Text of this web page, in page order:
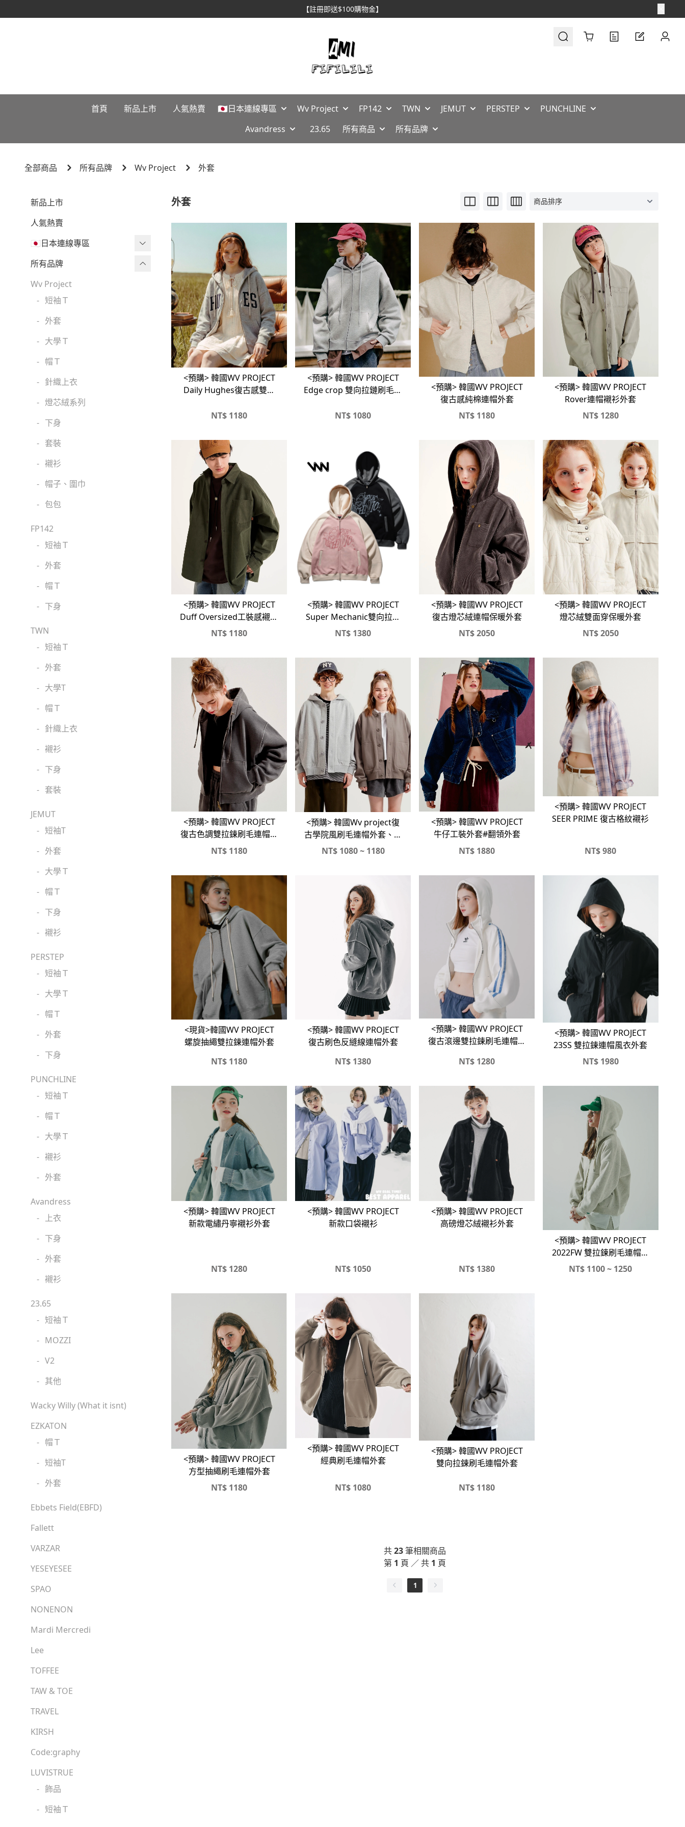
【註冊即送$100購物金】
Cart
首頁 新品上市 人氣熱賣 🇯🇵日本連線專區 Wv Project FP142 TWN JEMUT PERSTEP
PUNCHLINE
Avandress
23.65 所有商品 所有品牌
全部商品 所有品牌 Wv Project 外套
新品上市
人氣熱賣
🇯🇵日本連線專區
三麗鷗現貨區任兩件免運🔥
三麗鷗
吉伊卡哇
迪士尼
魔法莓莓
角落生物
monchhichi 蒙奇奇
拉拉熊
其它
所有品牌
Wv Project
- 短袖Ｔ
- 外套
- 大學Ｔ
- 帽Ｔ
- 針織上衣
- 燈芯絨系列
- 下身
- 套裝
- 襯衫
- 帽子、圍巾
- 包包
FP142
- 短袖Ｔ
- 外套
- 帽Ｔ
- 下身
TWN
- 短袖Ｔ
- 外套
- 大學T
- 帽Ｔ
- 針織上衣
- 襯衫
- 下身
- 套裝
JEMUT
- 短袖T
- 外套
- 大學Ｔ
- 帽Ｔ
- 下身
- 襯衫
PERSTEP
- 短袖Ｔ
- 大學Ｔ
- 帽Ｔ
- 外套
- 下身
PUNCHLINE
- 短袖Ｔ
- 帽Ｔ
- 大學Ｔ
- 襯衫
- 外套
Avandress
-
上衣
- 下身
- 外套
- 襯衫
23.65
- 短袖Ｔ
- MOZZI
- V2
- 其他
Wacky Willy (What it isnt)
EZKATON
- 帽Ｔ
- 短袖T
- 外套
Ebbets Field(EBFD)
Fallett
VARZAR
YESEYESEE
SPAO
NONENON
Mardi Mercredi
Lee
TOFFEE
TAW & TOE
TRAVEL
KIRSH
Code:graphy
LUVISTRUE
- 飾品
- 短袖Ｔ
外套
<預購> 韓國WV PROJECT
Daily Hughes復古感雙向
NT$ 1180
<預購> 韓國WV PROJECT
Edge crop 雙向拉鏈刷毛連
NT$ 1080
<預購> 韓國WV PROJECT
復古感純棉連帽外套
NT$ 1180
<預購> 韓國WV PROJECT
Rover連帽襯衫外套
NT$1280
<預購> 韓國WV PROJECT
Duff Oversized工裝感襯衫
外套
NT$ 1180
<預購> 韓國WV PROJECT
Super Mechanic雙向拉鍊
刷毛連帽外套
NT$ 1380
<預購> 韓國WV PROJECT
復古燈芯絨連帽保暖外套
NT$2050
<預購> 韓國WV PROJECT
燈芯絨雙面穿保暖外套
NT$2050
<預購> 韓國WV PROJECT
復古色調雙拉鍊刷毛連帽外
套X口袋寬棉褲#套裝
NT$ 1180
<預購> 韓國Wv project復
古學院風刷毛連帽外套、刷
毛圓領外套
NT$1080 ~ 1180
<預購> 韓國WV PROJECT
牛仔工裝外套#翻領外套
NT$ 1880
<預購> 韓國WV PROJECT
SEER PRIME 復古格紋襯衫
NT$980
<現貨>韓國WV PROJECT
螺旋抽繩雙拉鍊連帽外套
NT$ 1180
<預購> 韓國WV PROJECT
復古刷色反縫線連帽外套
NT$ 1380
<預購> 韓國WV PROJECT
復古滾邊雙拉鍊刷毛連帽外
NT$ 1280
<預購> 韓國WV PROJECT
23SS 雙拉鍊連帽風衣外套
NT$1980
<預購> 韓國WV PROJECT
新款電繡丹寧襯衫外套
NT$ 1280
<預購> 韓國WV PROJECT
新款口袋襯衫
NT$ 1050
<預購> 韓國WV PROJECT
高磅燈芯絨襯衫外套
NT$ 1380
<預購> 韓國WV PROJECT
2022FW 雙拉鍊刷毛連帽外
套X直筒刷毛棉褲#套裝
NT$ 1100 ~ 1250
<預購> 韓國WV PROJECT
方型抽繩刷毛連帽外套
NT$ 1180
<預購> 韓國WV PROJECT
經典刷毛連帽外套
NT$ 1080
<預購> 韓國WV PROJECT
雙向拉鍊刷毛連帽外套
NT$ 1180
共23筆相關商品
第 1 頁 ／ 共 1 頁
1